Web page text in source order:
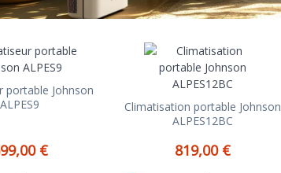
portable Johnson
ALPES9
€
Climatisation portable Johnson
ALPES12BC
819,00 €